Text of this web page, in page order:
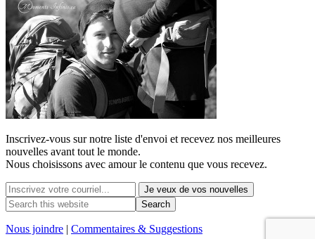
Inscrivez-vous sur notre liste d'envoi et recevez nos meilleures
nouvelles avant tout le monde.
Nous choisissons avec amourle contenu que vous recevez.
Nous joindre | Commentaires & Suggestions